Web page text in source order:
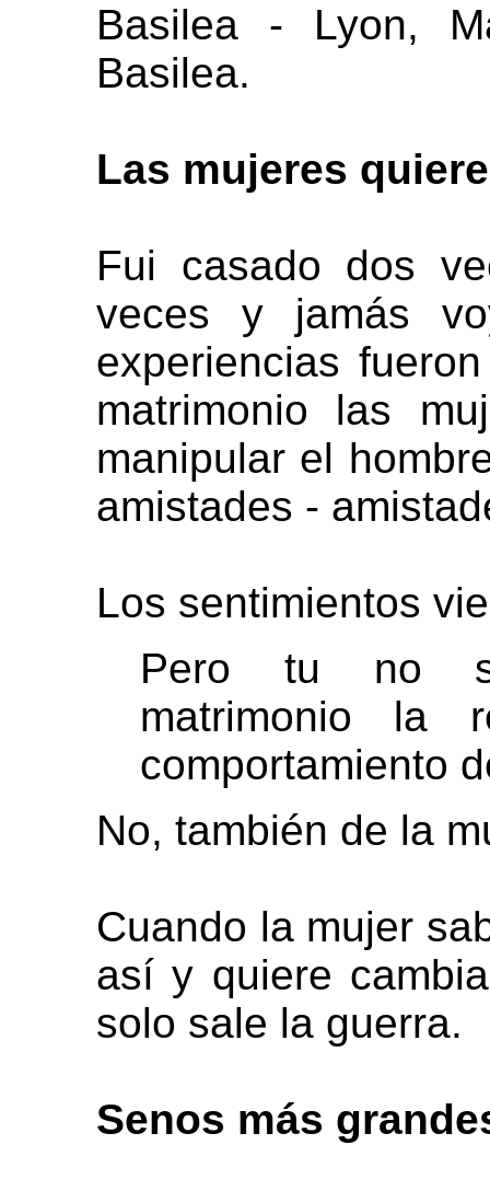
Basilea - Lyon,
Basilea.
Las mujeres
Fui casado dos
veces y jamás
experiencias
matrimonio las
manipular el
amistades -
Los sentimientos
Pero tu no
matrimonio la
comportamiento
No, también de la
Cuando la mujer
así y quiere
solo sale la guerra.
Senos más